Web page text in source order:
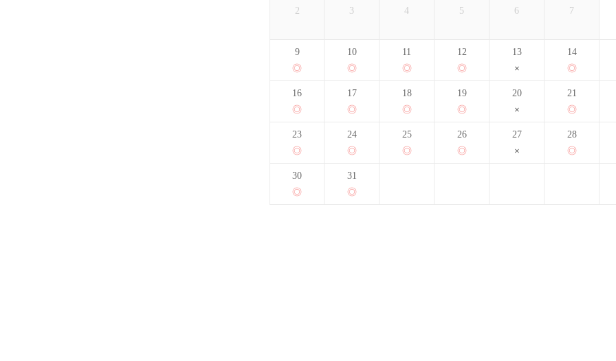
2 3 4 5 6 7
9 10 11 12 13 14
16 17 18 19 20 21
23 24 25 26 27 28
30 31